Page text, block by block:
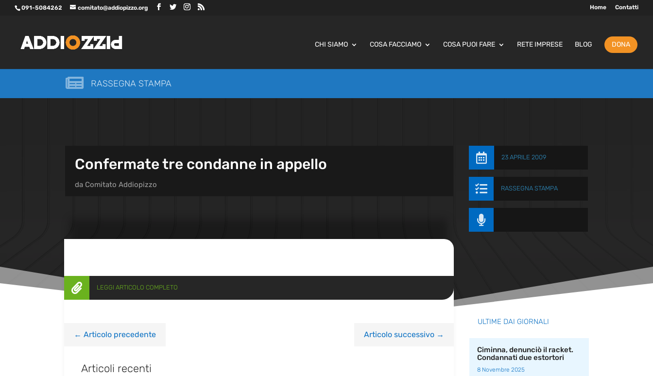
091-5084262 comitato@addiopizzo.org Home Contatti
CHI SIAMO COSA FACCIAMO COSA PUOI FARE RETE IMPRESE BLOG DONA
 RASSEGNA STAMPA
Confermate tre condanne in appello
da Comitato Addiopizzo
 23 APRILE 2009
 RASSEGNA STAMPA

 LEGGI ARTICOLO COMPLETO
← Articolo precedente Articolo successivo→
Articoli recenti
ULTIME DAI GIORNALI
Ciminna, denunciò il racket.
Condannati due estortori
8 Novembre 2025